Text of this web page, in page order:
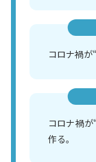
コロナ禍が
コロナ禍
作る。